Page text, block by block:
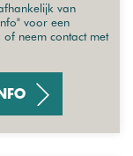
van
voor een
neem contact met